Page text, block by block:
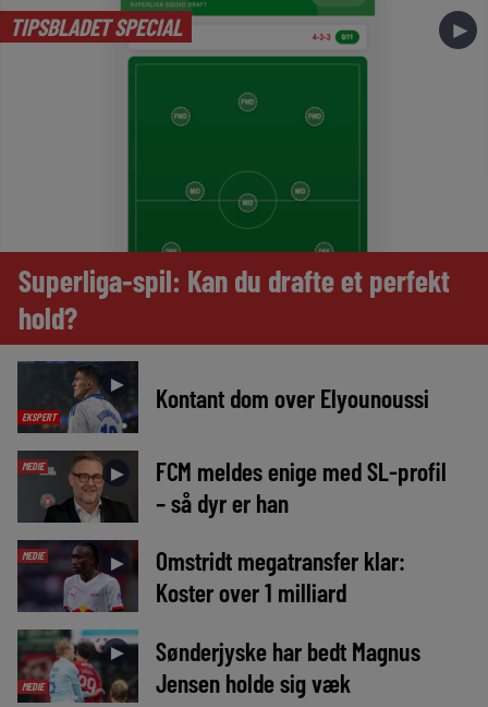
TIPSBLADET SPECIAL ►
Superliga-spil: Kan du drafte et perfekt
hold?
EKSPERT
► Kontant dom over Elyounoussi
MEDIE ►
FCM meldes enige med SL-profil
– så dyr er han
MEDIE ►
Omstridt megatransfer klar:
Koster over 1 milliard
MEDIE
►
Sønderjyske har bedt Magnus
Jensen holde sig væk